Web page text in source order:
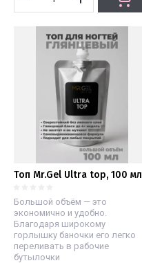
Топ Mr.Gel Ultra top, 100 мл
Большой объём — это
экономично и удобно.
Благодаря широкому
горлышку баночки его легко
переливать в рабочие
бутылочки